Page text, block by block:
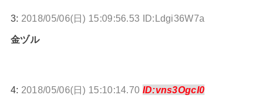
3: 2018/05/06(日) 15:09:56.53 ID:Ldgi36W7a
金ヅル
4: 2018/05/06(日) 15:10:14.70 ID:vns3OgcI0